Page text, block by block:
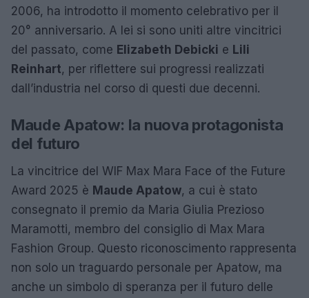
2006, ha introdotto il momento celebrativo per il
20° anniversario. A lei si sono uniti altre vincitrici
del passato, come Elizabeth Debicki e Lili
Reinhart, per riflettere sui progressi realizzati
dall’industria nel corso di questi due decenni.
Maude Apatow: la nuova protagonista
del futuro
La vincitrice del WIF Max Mara Face of the Future
Award 2025 è Maude Apatow, a cui è stato
consegnato il premio da Maria Giulia Prezioso
Maramotti, membro del consiglio di Max Mara
Fashion Group. Questo riconoscimento rappresenta
non solo un traguardo personale per Apatow, ma
anche un simbolo di speranza per il futuro delle